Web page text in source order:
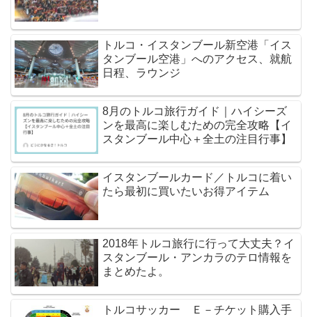
トルコ・イスタンブール新空港「イス
タンブール空港」へのアクセス、就航
日程、ラウンジ
8月のトルコ旅行ガイド｜ハイシーズ
ンを最高に楽しむための完全攻略【イ
スタンブール中心＋全土の注目行事】
イスタンブールカード／トルコに着い
たら最初に買いたいお得アイテム
2018年トルコ旅行に行って大丈夫？イ
スタンブール・アンカラのテロ情報を
まとめたよ。
トルコサッカー Ｅ－チケット購入手